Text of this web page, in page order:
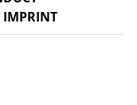
IMPRINT